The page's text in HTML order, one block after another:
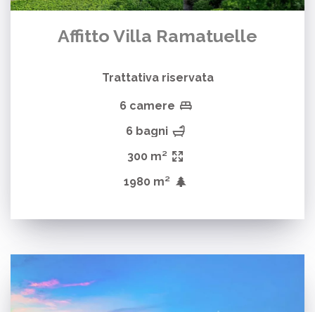
Affitto Villa Ramatuelle
Trattativa riservata
6 camere
6 bagni
300 m²
1980 m²